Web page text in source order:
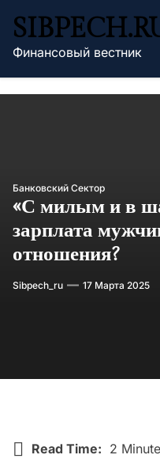
содержимому
Финансовый вестник
Банковский Сектор
«С милым и в
зарплата
отношения?
Sibpech_ru 17 Марта 2025
Read Time: 2